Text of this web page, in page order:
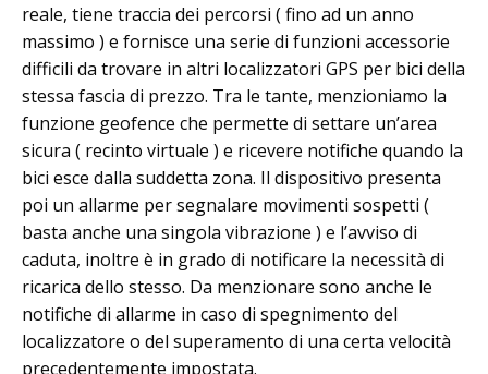
reale, tiene traccia dei percorsi ( fino ad un anno
massimo ) e fornisce una serie di funzioni accessorie
difficili da trovare in altri localizzatori GPS per bici della
stessa fascia di prezzo. Tra le tante, menzioniamo la
funzione geofence che permette di settare un’area
sicura ( recinto virtuale ) e ricevere notifiche quando la
bici esce dalla suddetta zona. Il dispositivo presenta
poi un allarme per segnalare movimenti sospetti (
basta anche una singola vibrazione ) e l’avviso di
caduta, inoltre è in grado di notificare la necessità di
ricarica dello stesso. Da menzionare sono anche le
notifiche di allarme in caso di spegnimento del
localizzatore o del superamento di una certa velocità
precedentemente impostata.